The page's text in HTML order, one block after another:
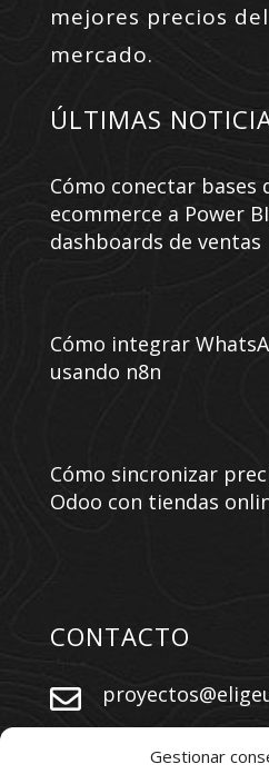
Gestionar
mejores precios del
mercado.
ÚLTIMAS
Cómo conectar bases
ecommerce a Power
dashboards de ventas
Cómo integrar
usando n8n
Cómo sincronizar
Odoo con tiendas
CONTACTO

+34 609 730 569